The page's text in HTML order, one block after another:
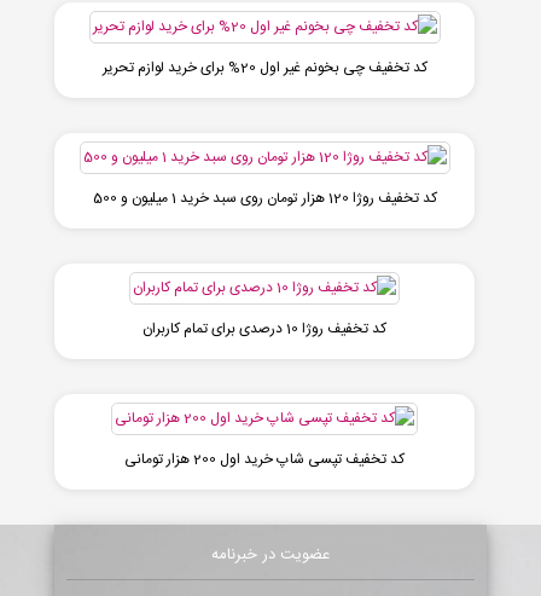
کد تخفیف چی بخونم غیر اول 20% برای خرید لوازم تحریر
کد تخفیف روژا 120 هزار تومان روی سبد خرید 1 میلیون و 500
کد تخفیف روژا 10 درصدی برای تمام کاربران
کد تخفیف تپسی شاپ خرید اول 200 هزار تومانی
عضویت در خبرنامه